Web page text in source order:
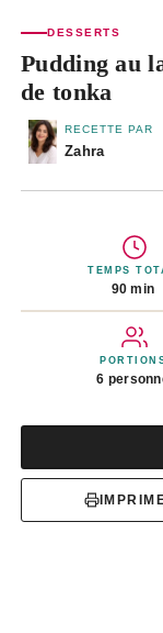
DESSERTS
Pudding au
de tonka
RECETTE PAR
Zahra
TEMPS
90 min
6